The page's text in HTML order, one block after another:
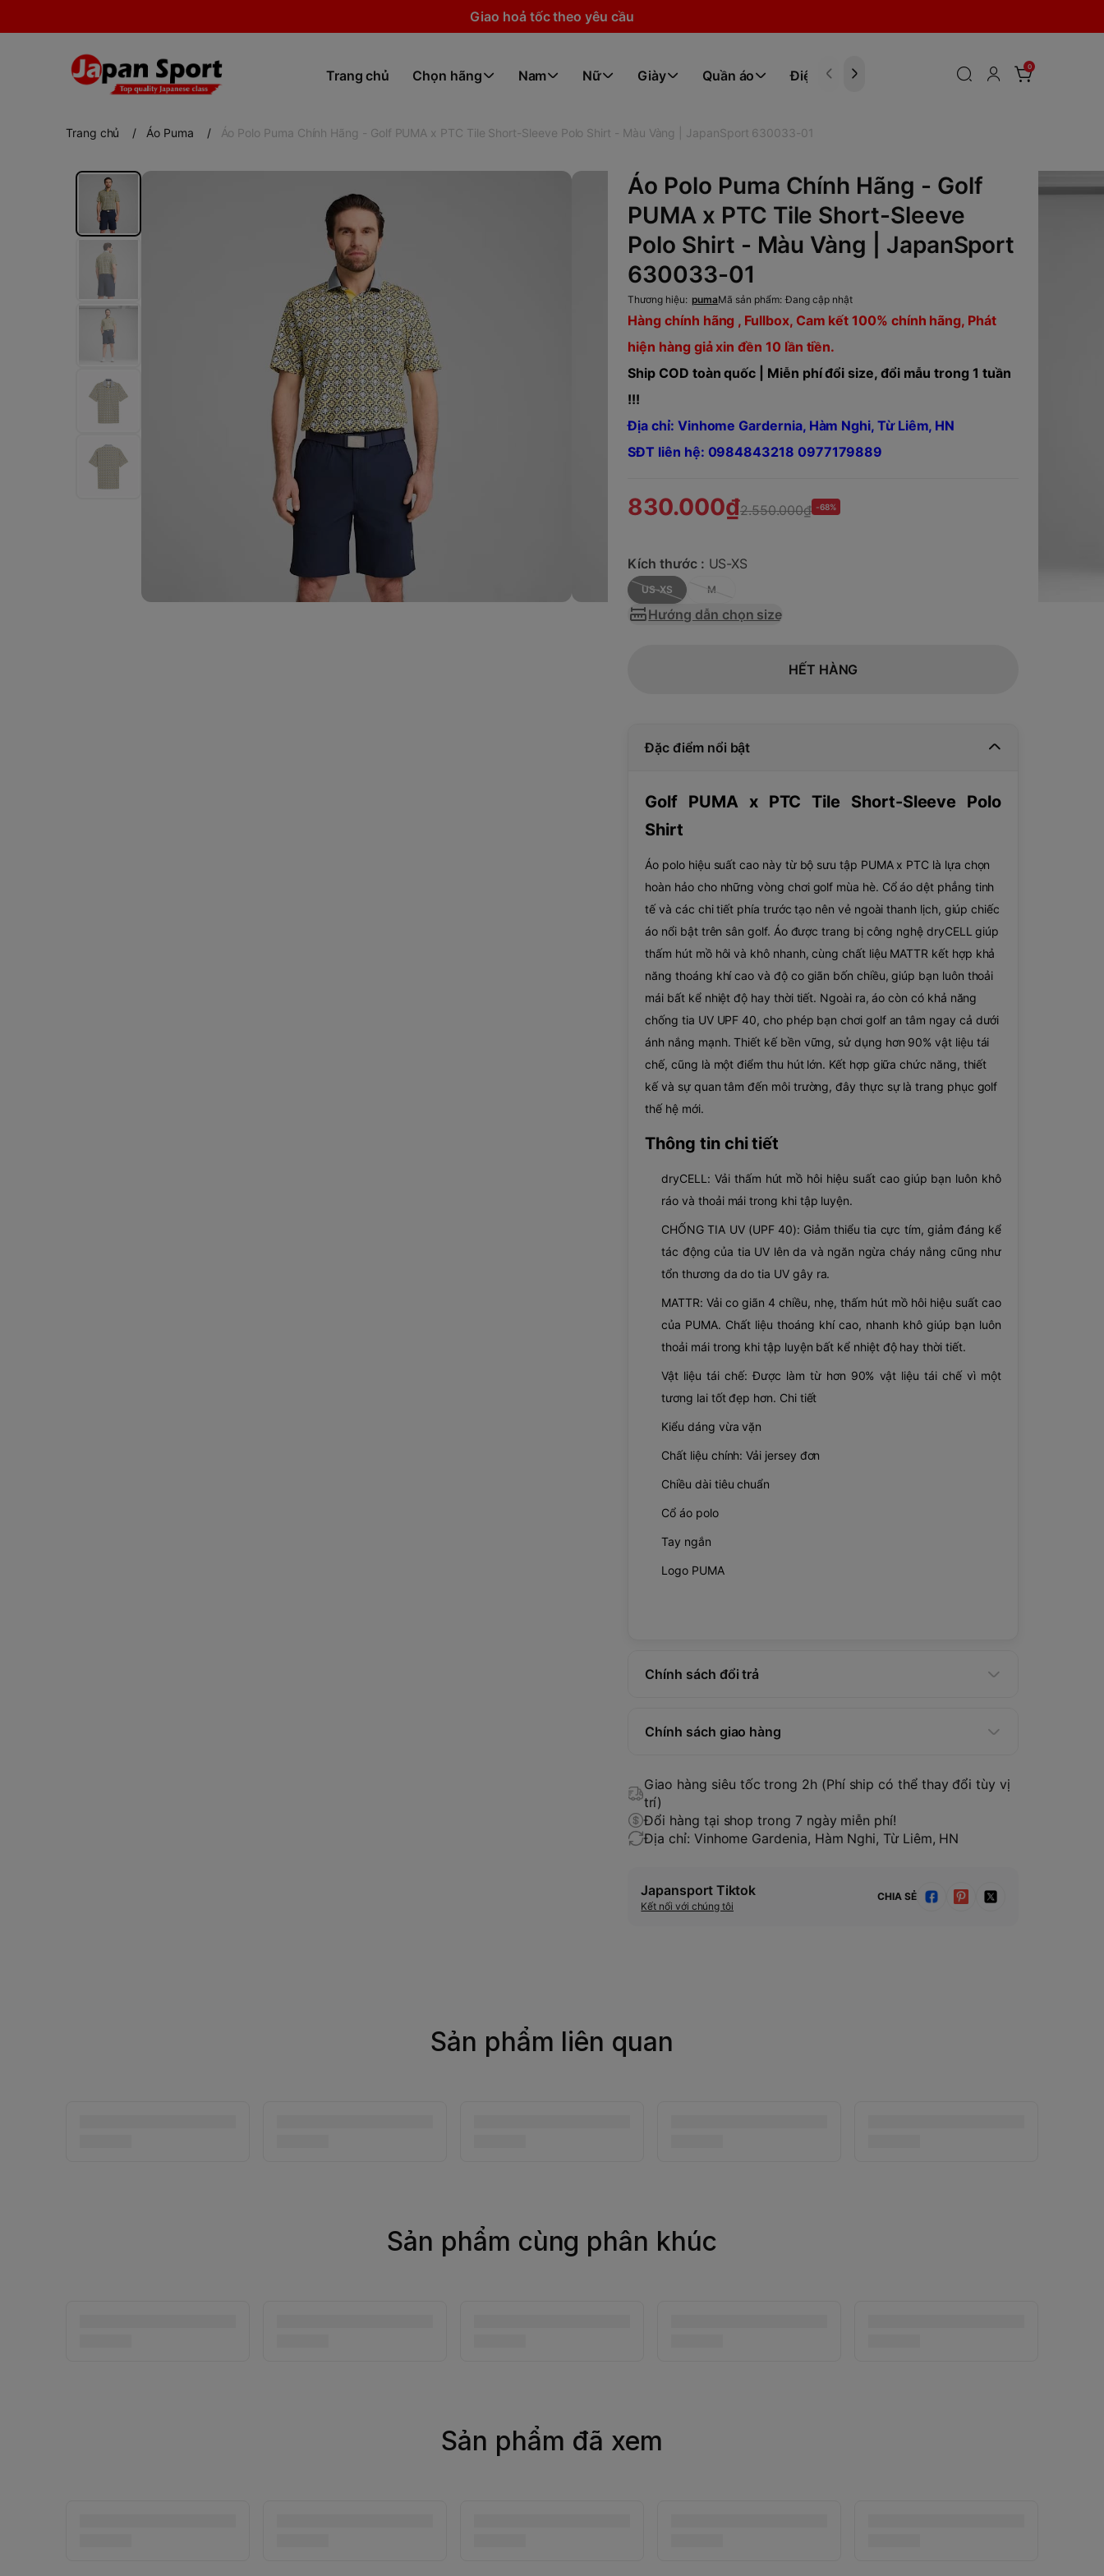
Giao hoả tốc theo yêu cầu
Trang chủ Chọn hãng Nam Nữ Giày Quần áo Điện tử
0
Trang chủ / Áo Puma / Áo Polo Puma Chính Hãng - Golf PUMA x PTC Tile Short-Sleeve Polo Shirt - Màu Vàng | JapanSport 630033-01
Áo Polo Puma Chính Hãng - Golf
PUMA x PTC Tile Short-Sleeve
Polo Shirt - Màu Vàng | JapanSport
630033-01
Thương hiệu: pumaMã sản phẩm: Đang cập nhật
Hàng chính hãng , Fullbox, Cam kết 100% chính hãng, Phát
hiện hàng giả xin đền 10 lần tiền.
Ship COD toàn quốc | Miễn phí đổi size, đổi mẫu trong 1 tuần
!!!
Địa chỉ: Vinhome Gardernia, Hàm Nghi, Từ Liêm, HN
SĐT liên hệ: 0984843218 0977179889
830.000₫2.550.000₫ -68%
Kích thước : US-XS
US-XS M
Hướng dẫn chọn size
HẾT HÀNG
Đặc điểm nổi bật
Golf PUMA x PTC Tile Short-Sleeve Polo
Shirt
Áo polo hiệu suất cao này từ bộ sưu tập PUMA x PTC là lựa chọn
hoàn hảo cho những vòng chơi golf mùa hè. Cổ áo dệt phẳng tinh
tế và các chi tiết phía trước tạo nên vẻ ngoài thanh lịch, giúp chiếc
áo nổi bật trên sân golf. Áo được trang bị công nghệ dryCELL giúp
thấm hút mồ hôi và khô nhanh, cùng chất liệu MATTR kết hợp khả
năng thoáng khí cao và độ co giãn bốn chiều, giúp bạn luôn thoải
mái bất kể nhiệt độ hay thời tiết. Ngoài ra, áo còn có khả năng
chống tia UV UPF 40, cho phép bạn chơi golf an tâm ngay cả dưới
ánh nắng mạnh. Thiết kế bền vững, sử dụng hơn 90% vật liệu tái
chế, cũng là một điểm thu hút lớn. Kết hợp giữa chức năng, thiết
kế và sự quan tâm đến môi trường, đây thực sự là trang phục golf
thế hệ mới.
Thông tin chi tiết
dryCELL: Vải thấm hút mồ hôi hiệu suất cao giúp bạn luôn khô
ráo và thoải mái trong khi tập luyện.
CHỐNG TIA UV (UPF 40): Giảm thiểu tia cực tím, giảm đáng kể
tác động của tia UV lên da và ngăn ngừa cháy nắng cũng như
tổn thương da do tia UV gây ra.
MATTR: Vải co giãn 4 chiều, nhẹ, thấm hút mồ hôi hiệu suất cao
của PUMA. Chất liệu thoáng khí cao, nhanh khô giúp bạn luôn
thoải mái trong khi tập luyện bất kể nhiệt độ hay thời tiết.
Vật liệu tái chế: Được làm từ hơn 90% vật liệu tái chế vì một
tương lai tốt đẹp hơn. Chi tiết
Kiểu dáng vừa vặn
Chất liệu chính: Vải jersey đơn
Chiều dài tiêu chuẩn
Cổ áo polo
Tay ngắn
Logo PUMA
Chính sách đổi trả
Chính sách giao hàng
Giao hàng siêu tốc trong 2h (Phí ship có thể thay đổi tùy vị
trí)
Đổi hàng tại shop trong 7 ngày miễn phí!
Địa chỉ: Vinhome Gardenia, Hàm Nghi, Từ Liêm, HN
Japansport Tiktok
Kết nối với chúng tôi
CHIA SẺ
Sản phẩm liên quan
Sản phẩm cùng phân khúc
Sản phẩm đã xem